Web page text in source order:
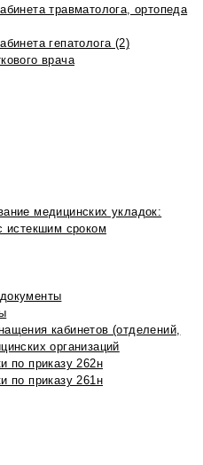
травматолога, ортопеда
гепатолога (2)
врача
медицинских укладок:
истекшим сроком
кабинетов (отделений,
организаций
по приказу 262н
по приказу 261н